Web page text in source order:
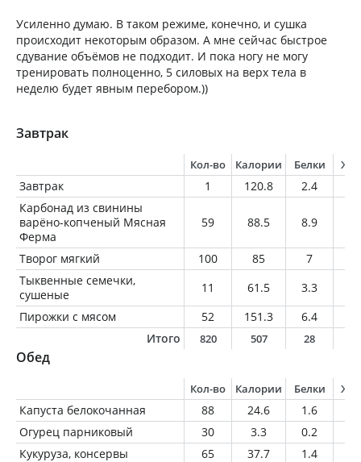
Усиленно думаю. В таком режиме, конечно, и сушка
происходит некоторым образом. А мне сейчас быстрое
сдувание объёмов не подходит. И пока ногу не могу
тренировать полноценно, 5 силовых на верх тела в
неделю будет явным перебором.))
Завтрак
Кол-во Калории Белки
Завтрак 1 120.8 2.4
Карбонад из свинины
варёно-копченый Мясная
Ферма
59 88.5 8.9
Творог мягкий 100 85 7
Тыквенные семечки,
сушеные
11 61.5 3.3
Пирожки с мясом
52 151.3 6.4
Итого
820 507 28
Обед
Кол-во Калории Белки
Капуста белокочанная 88 24.6 1.6
Огурец парниковый
30 3.3 0.2
Кукуруза, консервы
65 37.7 1.4